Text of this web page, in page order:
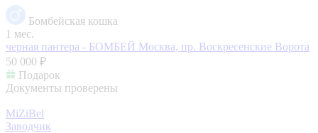
Бомбейская кошка
1 мес.
черная пантера - БОМБЕЙ Москва, пр. Воскресенские Ворота
50 000 ₽
Подарок
Документы проверены
MiZiBel
Заводчик